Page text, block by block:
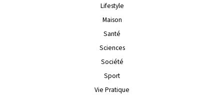
Lifestyle
Maison
Santé
Sciences
Société
Sport
Vie Pratique